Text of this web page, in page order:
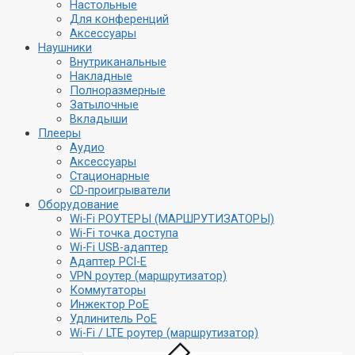
Усилители и
ЦАПы
Bluetooth-ресиверы
ЦАП-усилители
ЦАПы
Усилители
Звуковые карты
и микшеры
Внешние звуковые
карты
Микшеры
Комплекты
Микрофоны
Микрофоны для
блогеров
Микрофоны для
Удлинитель PoE
Настольные
Для конференций
Аксессуары
Наушники
Внутриканальные
Накладные
Полноразмерные
Затылочные
Вкладыши
Плееры
Аудио
Аксессуары
Стационарные
CD-проигрыватели
Оборудование
Wi-Fi РОУТЕРЫ (МАРШРУТИЗАТОРЫ)
Wi-Fi точка доступа
Wi-Fi USB-адаптер
Адаптер PCI-E
VPN роутер (маршрутизатор)
Коммутаторы
Инжектор PoE
Удлинитель PoE
Wi-Fi / LTE роутер (маршрутизатор)